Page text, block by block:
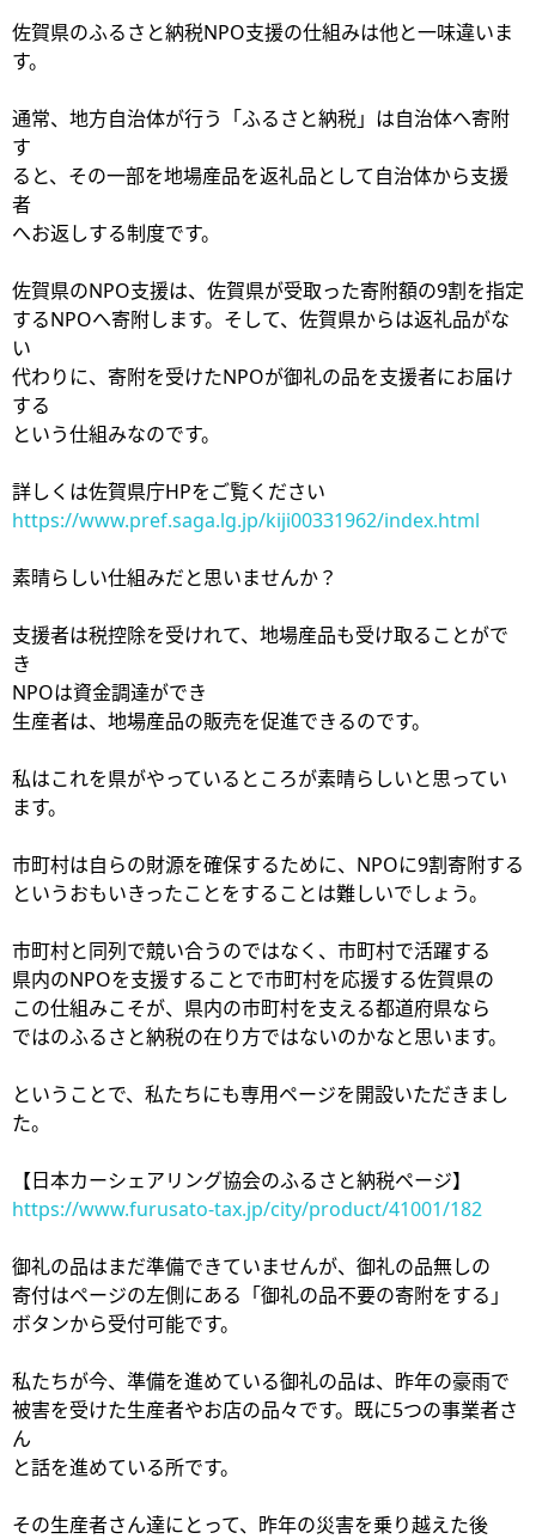
佐賀県のふるさと納税NPO支援の仕組みは他と一味違いま
す。
通常、地方自治体が行う「ふるさと納税」は自治体へ寄附
す
ると、その一部を地場産品を返礼品として自治体から支援
者
へお返しする制度です。
佐賀県のNPO支援は、佐賀県が受取った寄附額の9割を指定
するNPOへ寄附します。そして、佐賀県からは返礼品がな
い
代わりに、寄附を受けたNPOが御礼の品を支援者にお届け
する
という仕組みなのです。
詳しくは佐賀県庁HPをご覧ください
https://www.pref.saga.lg.jp/kiji00331962/index.html
素晴らしい仕組みだと思いませんか？
支援者は税控除を受けれて、地場産品も受け取ることがで
き
NPOは資金調達ができ
生産者は、地場産品の販売を促進できるのです。
私はこれを県がやっているところが素晴らしいと思ってい
ます。
市町村は自らの財源を確保するために、NPOに9割寄附する
というおもいきったことをすることは難しいでしょう。
市町村と同列で競い合うのではなく、市町村で活躍する
県内のNPOを支援することで市町村を応援する佐賀県の
この仕組みこそが、県内の市町村を支える都道府県なら
ではのふるさと納税の在り方ではないのかなと思います。
ということで、私たちにも専用ページを開設いただきまし
た。
【日本カーシェアリング協会のふるさと納税ページ】
https://www.furusato-tax.jp/city/product/41001/182
御礼の品はまだ準備できていませんが、御礼の品無しの
寄付はページの左側にある「御礼の品不要の寄附をする」
ボタンから受付可能です。
私たちが今、準備を進めている御礼の品は、昨年の豪雨で
被害を受けた生産者やお店の品々です。既に5つの事業者さ
ん
と話を進めている所です。
その生産者さん達にとって、昨年の災害を乗り越えた後